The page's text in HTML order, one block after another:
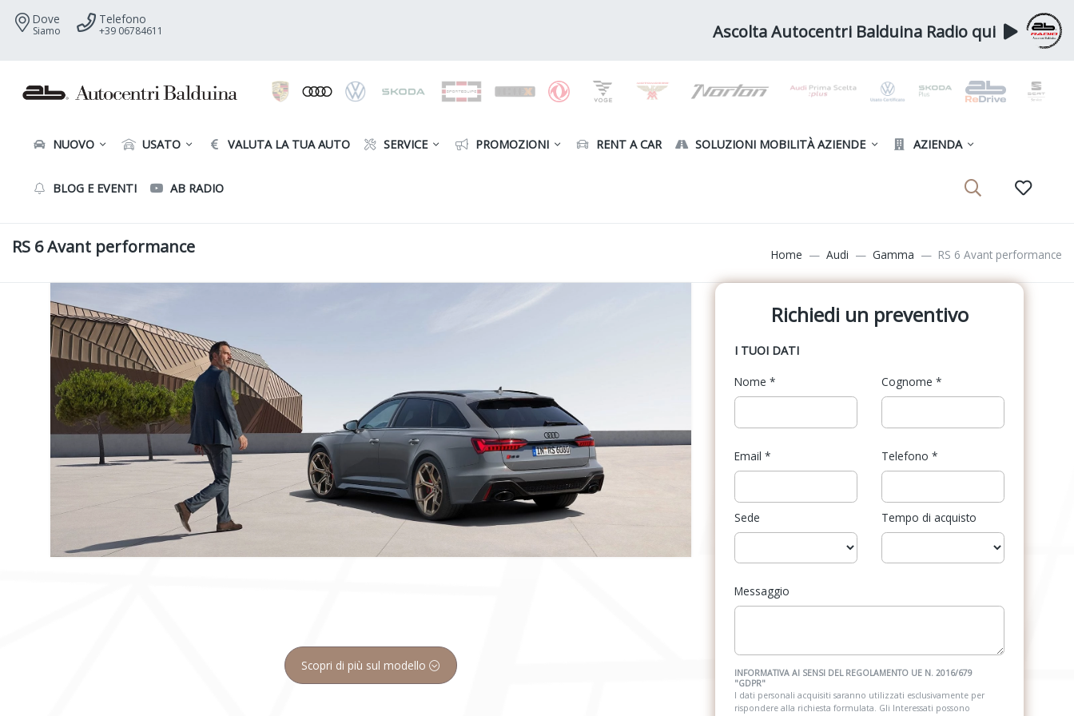
Dove
Siamo
Telefono
+39 06784611 Ascolta Autocentri Balduina Radio qui
NUOVO USATO VALUTA LA TUA AUTO SERVICE PROMOZIONI RENT A CAR SOLUZIONI MOBILITÀ AZIENDE AZIENDA
BLOG E EVENTI AB RADIO
RS 6 Avant performance Home Audi Gamma RS 6 Avant performance
Scopri di più sul modello
Richiedi un preventivo
I TUOI DATI
Nome * Cognome *
Email *
Sede
Telefono *
Tempo di acquisto
Messaggio
INFORMATIVA AI SENSI DEL REGOLAMENTO UE N. 2016/679
"GDPR"
I dati personali acquisiti saranno utilizzati esclusivamente per
rispondere alla richiesta formulata. Gli Interessati possono